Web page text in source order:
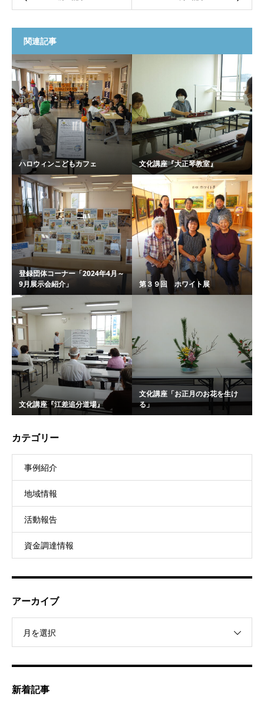
関連記事
ハロウィンこどもカフェ 文化講座『大正琴教室』
登録団体コーナー「2024年4月～
9月展示会紹介」
第３９回 ホワイト展
文化講座『江差追分道場』
文化講座「お正月のお花を生け
る」
カテゴリー
事例紹介
地域情報
活動報告
資金調達情報
アーカイブ
月を選択
新着記事